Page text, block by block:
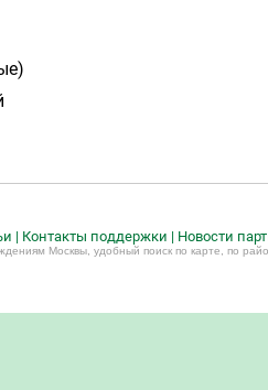
| Контакты поддержки | Новости
Москвы, удобный поиск по карте, по